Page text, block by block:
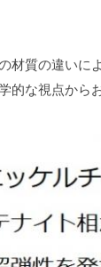
材質の違いに
的な視点から